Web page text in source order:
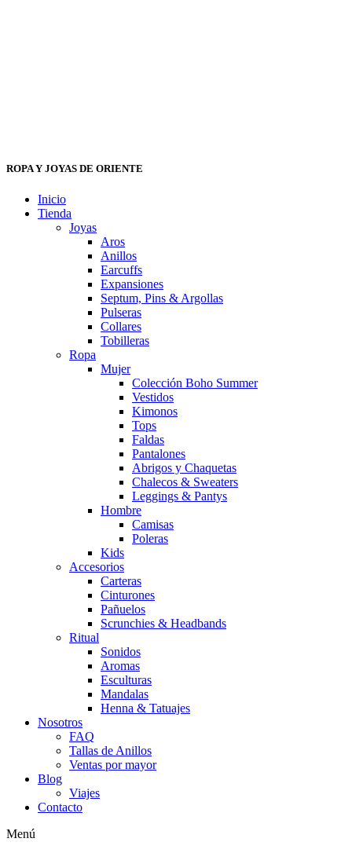
ROPA Y JOYAS DE ORIENTE
Inicio
Tienda
Joyas
Aros
Anillos
Earcuffs
Expansiones
Septum, Pins & Argollas
Pulseras
Collares
Tobilleras
Ropa
Mujer
Colección Boho Summer
Vestidos
Kimonos
Tops
Faldas
Pantalones
Abrigos y Chaquetas
Chalecos & Sweaters
Leggings & Pantys
Hombre
Camisas
Poleras
Kids
Accesorios
Carteras
Cinturones
Pañuelos
Scrunchies & Headbands
Ritual
Sonidos
Aromas
Esculturas
Mandalas
Henna & Tatuajes
Nosotros
FAQ
Tallas de Anillos
Ventas por mayor
Blog
Viajes
Contacto
Menú